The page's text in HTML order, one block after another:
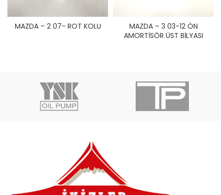
MAZDA – 2 07- ROT KOLU
MAZDA – 3 03-12 ÖN
AMORTİSÖR ÜST BİLYASI